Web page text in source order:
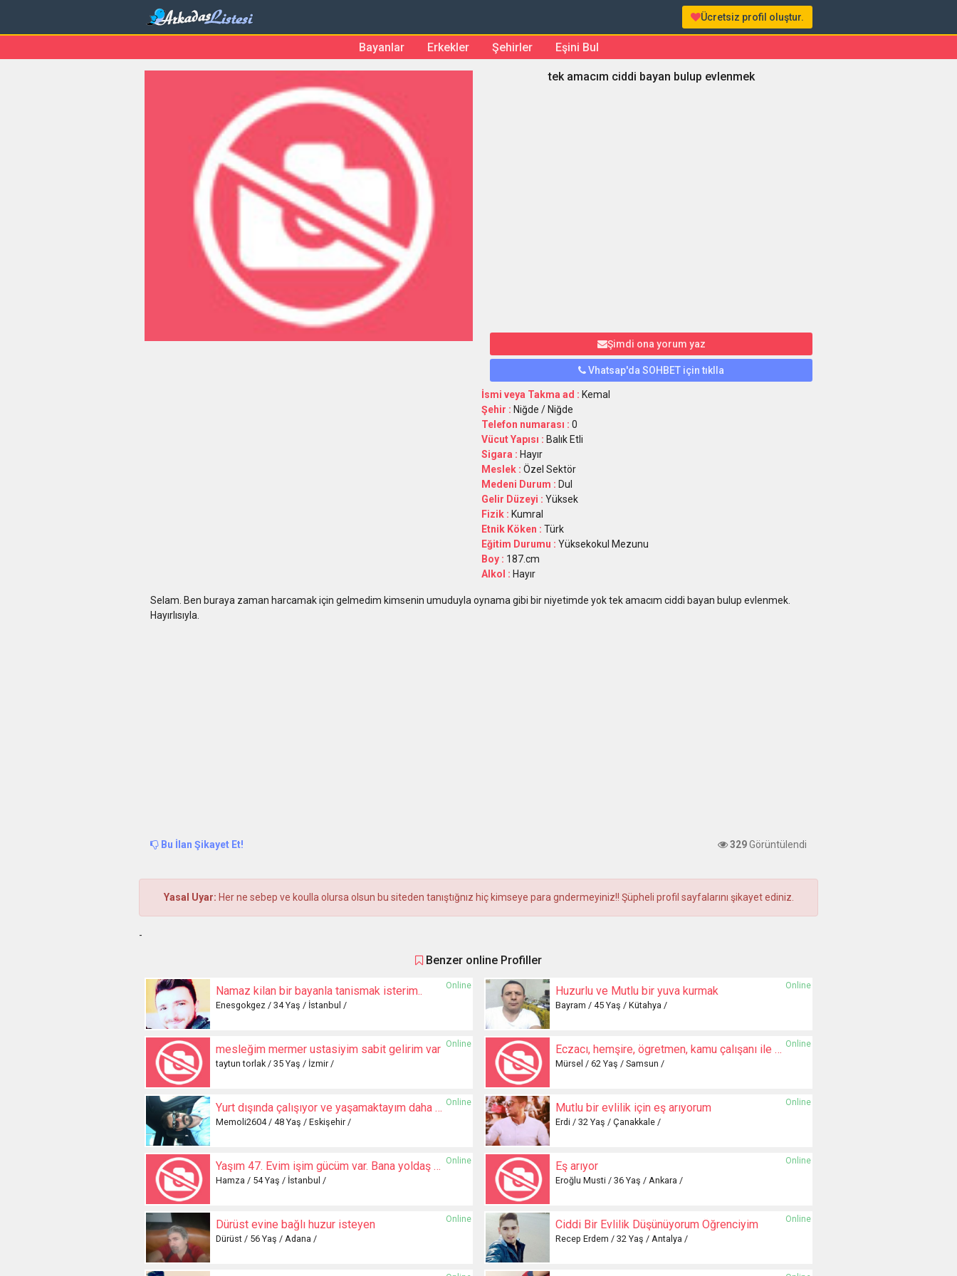
Ücretsiz profil oluştur.
Bayanlar Erkekler Şehirler Eşini Bul
tek amacım ciddi bayan bulup evlenmek
Şimdi ona yorum yaz
Vhatsap'da SOHBET için tıklla
İsmi veya Takma ad : Kemal
Şehir : Niğde / Niğde
Telefon numarası : 0
Vücut Yapısı : Balık Etli
Sigara : Hayır
Meslek : Özel Sektör
Medeni Durum : Dul
Gelir Düzeyi : Yüksek
Fizik : Kumral
Etnik Köken : Türk
Eğitim Durumu : Yüksekokul Mezunu
Boy : 187.cm
Alkol : Hayır
Selam. Ben buraya zaman harcamak için gelmedim kimsenin umuduyla oynama gibi bir niyetimde yok tek amacım ciddi bayan bulup evlenmek.
Hayırlısıyla.
Bu İlan Şikayet Et! 329Görüntülendi
Yasal Uyar: Her ne sebep ve koulla olursa olsun bu siteden tanıştığnız hiç kimseye para gndermeyiniz!! Şüpheli profil sayfalarını şikayet ediniz.
-
Benzer online Profiller
Online
Namaz kilan bir bayanla tanismak isterim..
Enesgokgez / 34 Yaş / İstanbul /
Online
Huzurlu ve Mutlu bir yuva kurmak
Bayram / 45 Yaş / Kütahya /
Online
mesleğim mermer ustasiyim sabit gelirim var
taytun torlak / 35 Yaş / İzmir /
Online
Eczacı, hemşire, ögretmen, kamu çalışanı ile evlenmek istiyorum
Mürsel / 62 Yaş / Samsun /
Online
Yurt dışında çalışıyor ve yaşamaktayım daha evvelden evlenip boşanmış
Memoli2604 / 48 Yaş / Eskişehir /
Online
Mutlu bir evlilik için eş arıyorum
Erdi / 32 Yaş / Çanakkale /
Online
Yaşım 47. Evim işim gücüm var. Bana yoldaş olacak biri
Hamza / 54 Yaş / İstanbul /
Online
Eş arıyor
Eroğlu Musti / 36 Yaş / Ankara /
Online
Dürüst evine bağlı huzur isteyen
Dürüst / 56 Yaş / Adana /
Online
Ciddi Bir Evlilik Düşünüyorum Öğrenciyim
Recep Erdem / 32 Yaş / Antalya /